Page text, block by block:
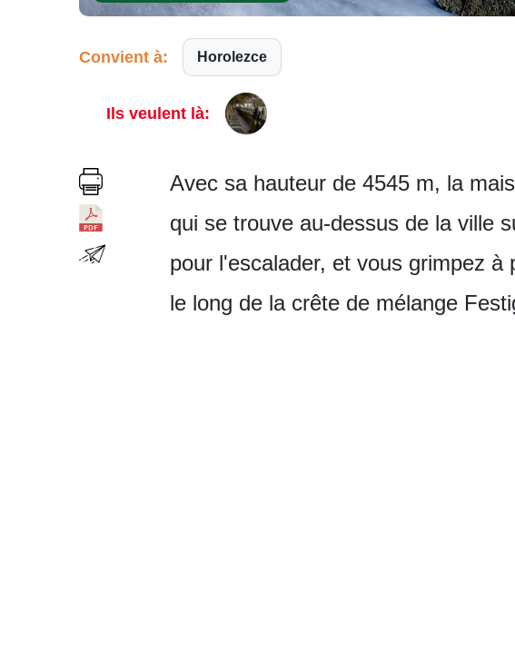
Convient à: Horolezce
Ils veulent là:
Avec sa hauteur de 4545 m, la
qui se trouve au-dessus de la ville
pour l'escalader, et vous grimpez
le long de la crête de mélange